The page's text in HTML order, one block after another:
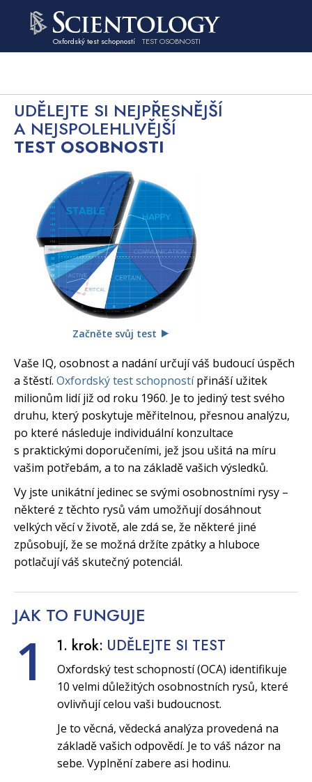
Oxfordský test schopností TEST OSOBNOSTI
UDĚLEJTE SI NEJPŘESNĚJŠÍ
A NEJSPOLEHLIVĚJŠÍ
TEST OSOBNOSTI
Začněte svůj test
Vaše IQ, osobnost a nadání určují váš budoucí úspěch
a štěstí. Oxfordský test schopnostípřináší užitek
milionům lidí již od roku 1960. Je to jediný test svého
druhu, který poskytuje měřitelnou, přesnou analýzu,
po které následuje individuální konzultace
s praktickými doporučeními, jež jsou ušitá na míru
vašim potřebám, a to na základě vašich výsledků.
Vy jste unikátní jedinec se svými osobnostními rysy –
některé z těchto rysů vám umožňují dosáhnout
velkých věcí v životě, ale zdá se, že některé jiné
způsobují, že se možná držíte zpátky a hluboce
potlačují váš skutečný potenciál.
JAK TO FUNGUJE
1 1. krok: UDĚLEJTE SI TEST
Oxfordský test schopností (OCA) identifikuje
10 velmi důležitých osobnostních rysů, které
ovlivňují celou vaši budoucnost.
Je to věcná, vědecká analýza provedená na
základě vašich odpovědí. Je to váš názor na
sebe. Vyplnění zabere asi hodinu.